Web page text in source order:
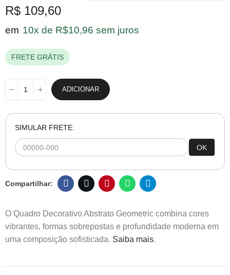
R$ 109,60
em 10x de R$10,96 sem juros
FRETE GRÁTIS
ADICIONAR
SIMULAR FRETE:
OK
O Quadro Decorativo Abstrato Geometric combina cores
vibrantes, formas sobrepostas e profundidade moderna em
uma composição sofisticada. Saiba mais.